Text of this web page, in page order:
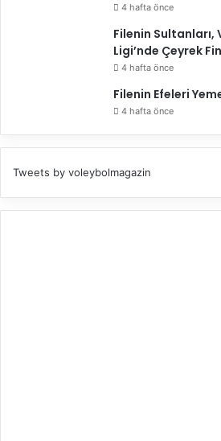
4 hafta önce
Filenin
Ligi’nde Çeyrek
4 hafta önce
Filenin Efeleri
4 hafta önce
Tweets by voleybolmagazin